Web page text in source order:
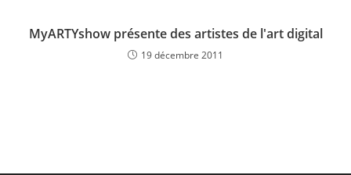
MyARTYshow présente des artistes de l'art digital
19 décembre 2011